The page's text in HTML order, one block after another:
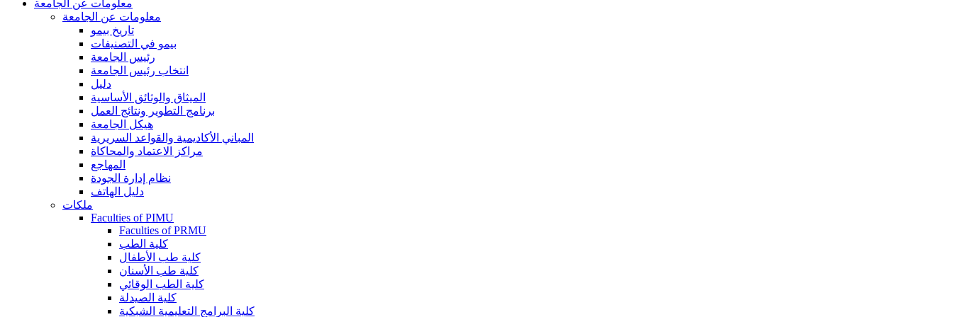
معلومات عن الجامعة
معلومات عن الجامعة
تاريخ بيمو
بيمو في التصنيفات
رئيس الجامعة
انتخاب رئيس الجامعة
دليل
الميثاق والوثائق الأساسية
برنامج التطوير ونتائج العمل
هيكل الجامعة
المباني الأكاديمية والقواعد السريرية
مراكز الاعتماد والمحاكاة
المهاجع
نظام إدارة الجودة
دليل الهاتف
ملكات
Faculties of PIMU
Faculties of PRMU
كلية الطب
كلية طب الأطفال
كلية طب الأسنان
كلية الطب الوقائي
كلية الصيدلة
كلية البرامج التعليمية الشبكية